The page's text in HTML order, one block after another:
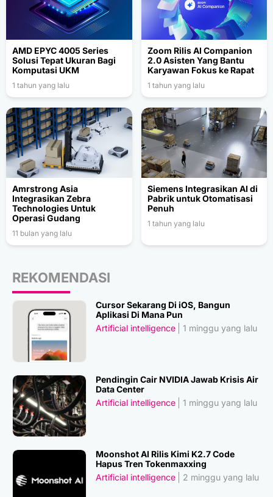
AMD EPYC 4005 Series
Solusi Tepat Ukuran Bagi
Komputasi UKM
1 tahun yang lalu
Zoom Rilis AI Companion
2.0 Asisten Yang Bantu
Karyawan Fokus ke Rapat
1 tahun yang lalu
Amrstrong Asia
Integrasikan Zebra
Technologies Untuk
Operasi Gudang
11 bulan yang lalu
Siemens Integrasikan AI di
Pabrik untuk Otomatisasi
Penuh
1 tahun yang lalu
REKOMENDASI
Cursor Sekarang Di iOS, Bangun
Aplikasi Di Mana Pun
Artificial intelligence
1 minggu yang lalu
Pendingin Cair NVIDIA Jawab Krisis Air
Data Center
Artificial intelligence
1 minggu yang lalu
Moonshot AI Rilis Kimi K2.7 Code
Hapus Tren Tokenmaxxing
Artificial intelligence
2 minggu yang lalu